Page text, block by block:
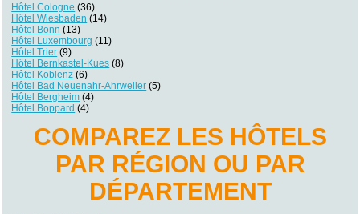
Hôtel Cologne (36)
Hôtel Wiesbaden (14)
Hôtel Bonn (13)
Hôtel Luxembourg (11)
Hôtel Trier (9)
Hôtel Bernkastel-Kues (8)
Hôtel Koblenz (6)
Hôtel Bad Neuenahr-Ahrweiler (5)
Hôtel Bergheim (4)
Hôtel Boppard (4)
COMPAREZ LES HÔTELS
PAR RÉGION OU PAR
DÉPARTEMENT